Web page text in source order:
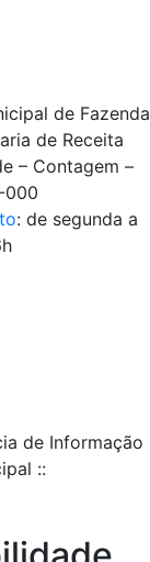
de Fazenda
de Receita
– Contagem –
000
: de segunda a
de Informação
::